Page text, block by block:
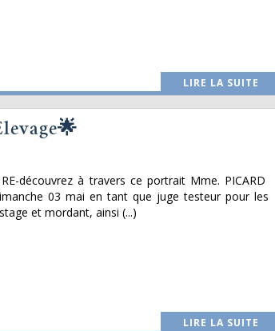
LIRE LA SUITE
découvrez à travers ce portrait Mme. PICARD
03 mai en tant que juge testeur pour les
et mordant, ainsi (...)
LIRE LA SUITE